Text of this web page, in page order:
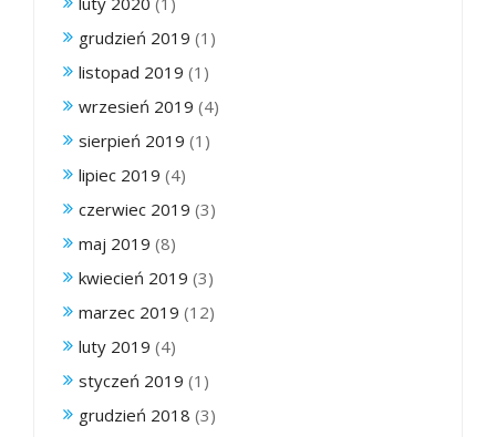
grudzień 2019 (1)
listopad 2019 (1)
wrzesień 2019 (4)
sierpień 2019 (1)
lipiec 2019 (4)
czerwiec 2019 (3)
maj 2019 (8)
kwiecień 2019 (3)
marzec 2019 (12)
luty 2019 (4)
styczeń 2019 (1)
grudzień 2018 (3)